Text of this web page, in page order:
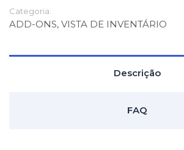
Categoria:
ADD-ONS, VISTA DE INVENTÁRIO
Descrição
FAQ